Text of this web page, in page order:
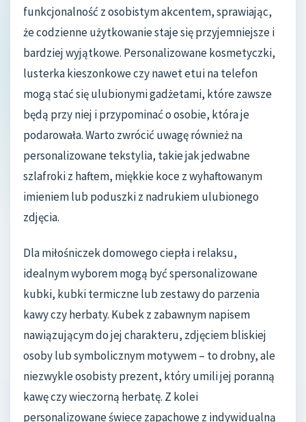
funkcjonalność z osobistym akcentem, sprawiając,
że codzienne użytkowanie staje się przyjemniejsze i
bardziej wyjątkowe. Personalizowane kosmetyczki,
lusterka kieszonkowe czy nawet etui na telefon
mogą stać się ulubionymi gadżetami, które zawsze
będą przy niej i przypominać o osobie, która je
podarowała. Warto zwrócić uwagę również na
personalizowane tekstylia, takie jak jedwabne
szlafroki z haftem, miękkie koce z wyhaftowanym
imieniem lub poduszki z nadrukiem ulubionego
zdjęcia.
Dla miłośniczek domowego ciepła i relaksu,
idealnym wyborem mogą być spersonalizowane
kubki, kubki termiczne lub zestawy do parzenia
kawy czy herbaty. Kubek z zabawnym napisem
nawiązującym do jej charakteru, zdjęciem bliskiej
osoby lub symbolicznym motywem – to drobny, ale
niezwykle osobisty prezent, który umili jej poranną
kawę czy wieczorną herbatę. Z kolei
personalizowane świece zapachowe z indywidualną